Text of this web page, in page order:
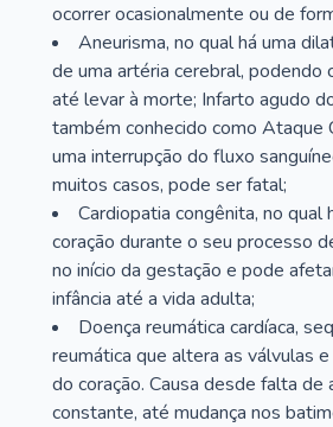
ocorrer ocasionalmente ou de
Aneurisma, no qual há uma
de uma artéria cerebral, podendo
até levar à morte; Infarto agudo
também conhecido como Ataque
uma interrupção do fluxo
muitos casos, pode ser fatal;
Cardiopatia congênita, no qual
coração durante o seu processo
no início da gestação e pode
infância até a vida adulta;
Doença reumática cardíaca,
reumática que altera as válvulas
do coração. Causa desde falta de
constante, até mudança nos